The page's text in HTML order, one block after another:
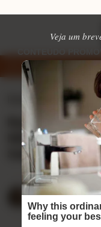
Veja um
apps de namoro que
⏱ 1 min de
Review da
NEO QLED
Sala!
Mariana Souza
21/10/2025